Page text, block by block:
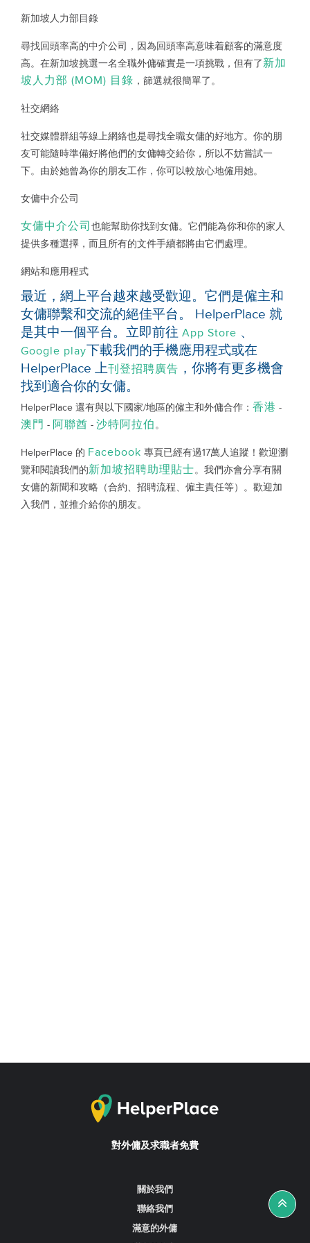
新加坡人力部目錄
尋找回頭率高的中介公司，因為回頭率高意味着顧客的滿意度
高。在新加坡挑選一名全職外傭確實是一項挑戰，但有了新加
坡人力部 (MOM) 目錄 ，篩選就很簡單了。
社交網絡
社交媒體群組等線上網絡也是尋找全職女傭的好地方。你的朋
友可能隨時準備好將他們的女傭轉交給你，所以不妨嘗試一
下。由於她曾為你的朋友工作，你可以較放心地僱用她。
女傭中介公司
女傭中介公司 也能幫助你找到女傭。它們能為你和你的家人
提供多種選擇，而且所有的文件手續都將由它們處理。
網站和應用程式
最近，網上平台越來越受歡迎。它們是僱主和
女傭聯繫和交流的絕佳平台。 HelperPlace 就
是其中一個平台。立即前往 App Store 、
Google play下載我們的手機應用程式或在
HelperPlace 上刊登招聘廣告 ，你將有更多機會
找到適合你的女傭。
HelperPlace 還有與以下國家/地區的僱主和外傭合作： 香港 -
澳門 - 阿聯酋 - 沙特阿拉伯。
HelperPlace 的 Facebook 專頁已經有過17萬人追蹤！歡迎瀏
覽和閱讀我們的新加坡招聘助理貼士。我們亦會分享有關
女傭的新聞和攻略（合約、招聘流程、僱主責任等）。歡迎加
入我們，並推介給你的朋友。
對外傭及求職者免費
關於我們
聯絡我們
滿意的外傭